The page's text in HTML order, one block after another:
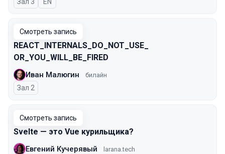
Смотреть запись
REACT_INTERNALS_​DO_NOT_USE_​
OR_YOU_WILL_BE_FIRED
Иван Малюгин билайн
Зал 2
Смотреть запись
Svelte — это Vue курильщика?
Евгений Кучерявый larana.tech